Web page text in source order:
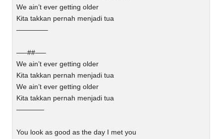
We ain’t ever getting older
Kita takkan pernah menjadi tua
————–
—–##—–
We ain’t ever getting older
Kita takkan pernah menjadi tua
We ain’t ever getting older
Kita takkan pernah menjadi tua
————
You look as good as the day I met you